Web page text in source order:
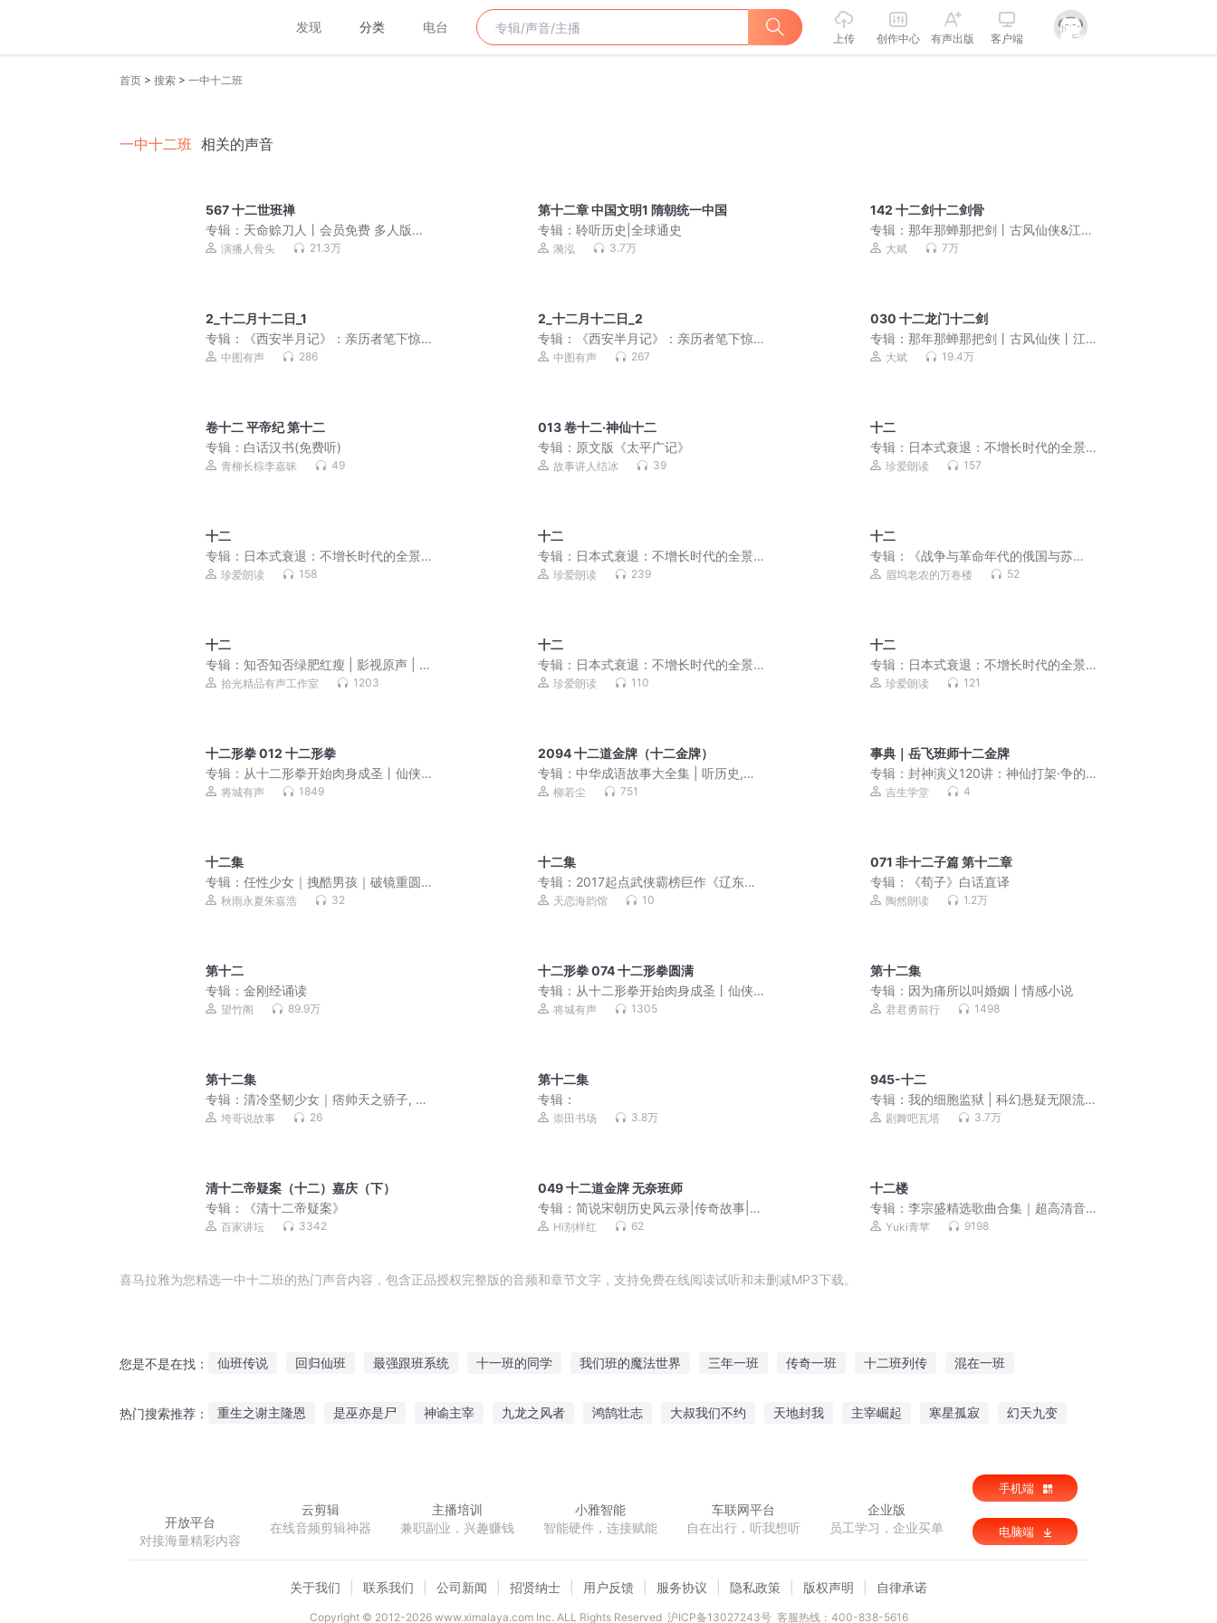
发现 分类 电台
上传 创作中心 有声出版 客户端
首页 > 搜索 > 一中十二班
一中十二班 相关的声音
567 十二世班禅
专辑： 天命赊刀人丨会员免费 多人版丨
奇门秘书丨道士风水丨
演播人骨头 21.3万
第十二章 中国文明1 隋朝统一中国
专辑：聆听历史|全球通史
漪泓 3.7万
142 十二剑十二剑骨
专辑：那年那蝉那把剑丨古风仙侠&江湖
权谋&大斌不想工作室多人有声剧
大斌 7万
2_十二月十二日_1
专辑：
《西安半月记》：亲历者笔下惊
心动魄的西安事变！
中图有声 286
2_十二月十二日_2
专辑：
《西安半月记》：亲历者笔下惊
心动魄的西安事变！
中图有声 267
030 十二龙门十二剑
专辑：那年那蝉那把剑丨古风仙侠丨江
湖权谋丨大斌监制丨多人有声剧
大斌 19.4万
卷十二 平帝纪 第十二
专辑： 白话汉书(免费听)
青柳长棕李嘉昧 49
013 卷十二·神仙十二
专辑： 原文版《太平广记》
故事讲人结冰 39
十二
专辑： 日本式衰退：不增长时代的全景
避坑指南 袁璐
珍爱朗读 157
十二
专辑： 日本式衰退：不增长时代的全景
避坑指南 袁璐
珍爱朗读 158
十二
专辑： 日本式衰退：不增长时代的全景
避坑指南 袁璐
珍爱朗读 239
十二
专辑：
《战争与革命年代的俄国与苏
联》照见世界洞达学E93
眉坞老农的万卷楼 52
十二
专辑： 知否知否绿肥红瘦 | 影视原声 | 电
视原声
拾光精品有声工作室 1203
十二
专辑： 日本式衰退：不增长时代的全景
避坑指南 袁璐
珍爱朗读 110
十二
专辑： 日本式衰退：不增长时代的全景
避坑指南 袁璐
珍爱朗读 121
十二形拳 012 十二形拳
专辑： 从十二形拳开始肉身成圣丨仙侠
玄幻丨异世大陆丨多人有声剧
将城有声 1849
2094 十二道金牌（十二金牌）
专辑：中华成语故事大全集 | 听历史,学
成语,一举两得
柳若尘 751
事典｜岳飞班师十二金牌
专辑：封神演义120讲：神仙打架·争的
是人间权力
吉生学堂 4
十二集
专辑： 任性少女｜拽酷男孩｜破镜重圆
的现代言情故事
秋雨永夏朱嘉浩 32
十二集
专辑： 2017起点武侠霸榜巨作《辽东豪
侠传》AI永久免费
天恋海韵馆 10
071 非十二子篇 第十二章
专辑：
《荀子》白话直译
陶然朗读 1.2万
第十二
专辑： 金刚经诵读
望竹阁 89.9万
十二形拳 074 十二形拳圆满
专辑： 从十二形拳开始肉身成圣丨仙侠
玄幻丨异世大陆丨多人有声剧
将城有声 1305
第十二集
专辑： 因为痛所以叫婚姻丨情感小说
君君勇前行 1498
第十二集
专辑： 清冷坚韧少女｜痞帅天之骄子, 治
愈救赎与双向奔赴的久别重逢
垮哥说故事 26
第十二集
专辑：
崇田书场 3.8万
945-十二
专辑：我的细胞监狱 | 科幻悬疑无限流 |
3D精品多人剧
剧舞吧瓦塔 3.7万
清十二帝疑案（十二）嘉庆（下）
专辑：
《清十二帝疑案》
百家讲坛 3342
049 十二道金牌 无奈班师
专辑：简说宋朝历史风云录|传奇故事|精
彩上瘾|大历史|大语文|历史脉络
Hi别样红 62
十二楼
专辑：李宗盛精选歌曲合集｜超高清音
质｜必备歌单
Yuki青苹 9198
喜马拉雅为您精选一中十二班的热门声音内容，包含正品授权完整版的音频和章节文字，支持免费在线阅读试听和未删减MP3下载。
您是不是在找： 仙班传说 回归仙班 最强跟班系统 十一班的同学 我们班的魔法世界 三年一班 传奇一班 十二班列传 混在一班
热门搜索推荐： 重生之谢主隆恩 是巫亦是尸 神谕主宰 九龙之风者 鸿鹄壮志 大叔我们不约 天地封我 主宰崛起 寒星孤寂 幻天九变
开放平台
对接海量精彩内容
云剪辑
在线音频剪辑神器
主播培训
兼职副业，兴趣赚钱
小雅智能
智能硬件，连接赋能
车联网平台
自在出行，听我想听
企业版
员工学习，企业买单
手机端
电脑端
关于我们 联系我们 公司新闻 招贤纳士 用户反馈 服务协议 隐私政策 版权声明 自律承诺
Copyright © 2012-2026www.ximalaya.com lnc. ALL Rights Reserved 沪ICP备13027243号 客服热线：400-838-5616